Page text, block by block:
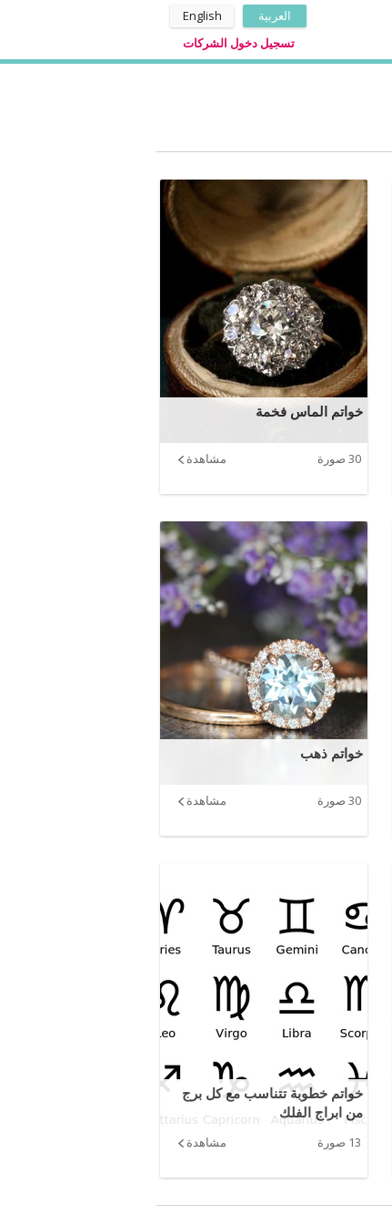
العربية
English
تسجيل دخول الشركات
خواتم الماس فخمة
30 صورة مشاهدة
خواتم ذهب
30 صورة مشاهدة
خواتم خطوبة تتناسب مع كل برج
من ابراج الفلك
13 صورة مشاهدة